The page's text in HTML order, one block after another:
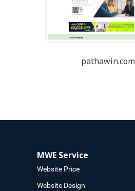
pathawin.com
MWE Service
Website Price
Website Design